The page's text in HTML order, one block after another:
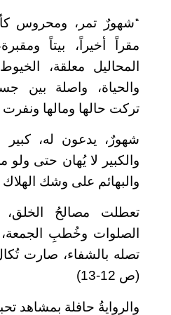
“شهورٌ تمر، ومحروس
مقراً أخيراً، بيتاً
المحاليل معلقة،
والحياة، واصلة بين
تركت حالها ومالها ونفرت
شهورٌ، يدعون له، كبير
والكبير لا يُهان حتى
والبهائم على وشك الهلاك
تعطلت مصالحُ
الصلوات وخُطبِ
تصله بالشفاء، صارت
(ص 12-13)
والروايةُ حافلة بمشاهد